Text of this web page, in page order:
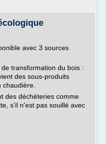
avec 3 sources
transformation du bois :
des sous-produits
des déchèteries comme
s'il n'est pas souillé avec